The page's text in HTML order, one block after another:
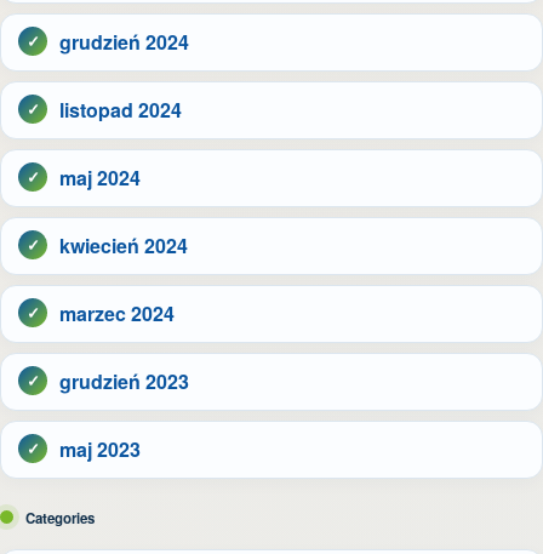
grudzień 2024
listopad 2024
maj 2024
kwiecień 2024
marzec 2024
grudzień 2023
maj 2023
Categories